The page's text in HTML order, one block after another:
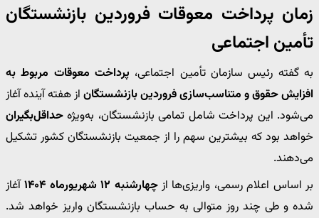
زمان پرداخت معوقات فروردین بازنشستگان
تأمین اجتماعی
به گفته رئیس سازمان تأمین اجتماعی، پرداخت معوقات مربوط به
افزایش حقوق و متناسب‌سازی فروردین بازنشستگان از هفته آینده آغاز
می‌شود. این پرداخت شامل تمامی بازنشستگان، به‌ویژه حداقل‌بگیران
خواهد بود که بیشترین سهم را از جمعیت بازنشستگان کشور تشکیل
می‌دهند.
بر اساس اعلام رسمی، واریزی‌ها ازچهارشنبه ۱۲ شهریورماه ۱۴۰۴
آغاز
شده و طی چند روز متوالی به حساب بازنشستگان واریز خواهد شد.